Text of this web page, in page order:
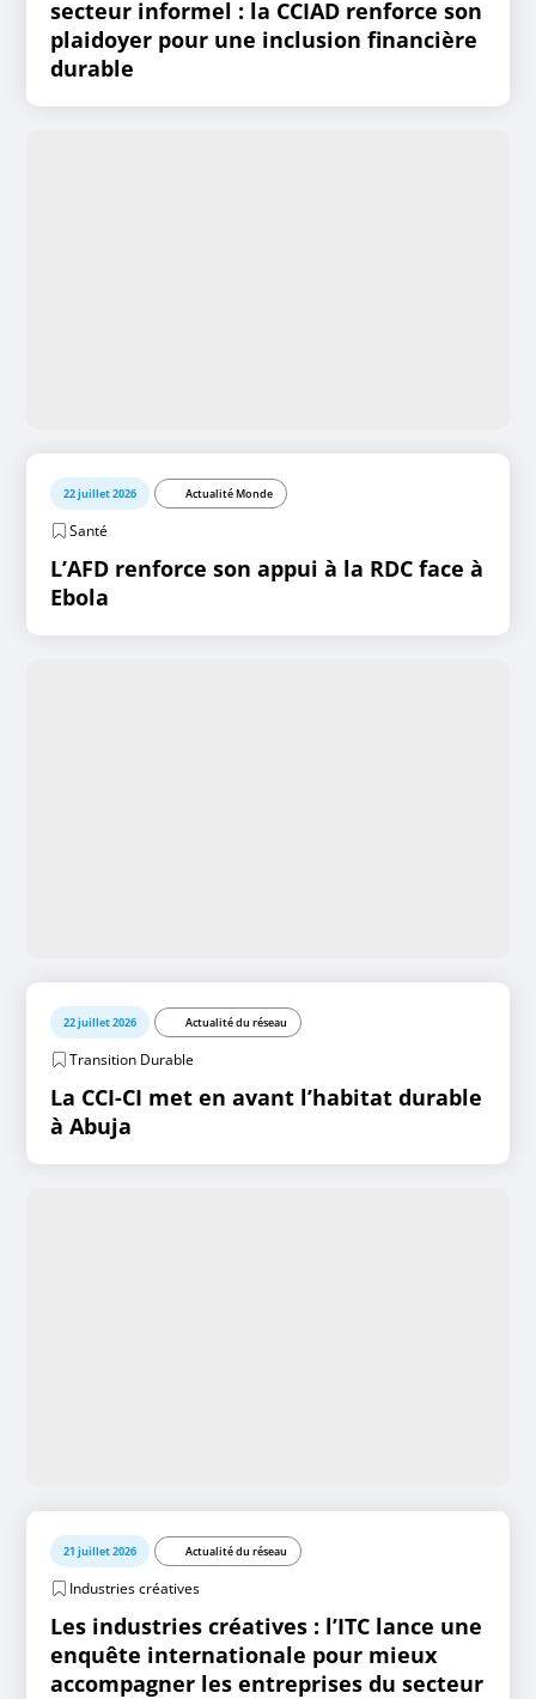
secteur informel : la CCIAD renforce son
plaidoyer pour une inclusion financière
durable
22 juillet 2026 Actualité Monde
Santé
L’AFD renforce son appui à la RDC face à
Ebola
22 juillet 2026 Actualité du réseau
Transition Durable
La CCI-CI met en avant l’habitat durable
à Abuja
21 juillet 2026 Actualité du réseau
Industries créatives
Les industries créatives : l’ITC lance une
enquête internationale pour mieux
accompagner les entreprises du secteur